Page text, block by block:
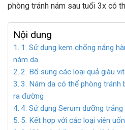
phòng tránh nám sau tuổi 3x có
Nội dung
1. Sử dụng kem chống nắng
nám da
2. Bổ sung các loại quả giàu
3. Nám da có thể phòng tránh
ra đường
4. Sử dụng Serum dưỡng trắng
5. Kết hợp với các loại viên